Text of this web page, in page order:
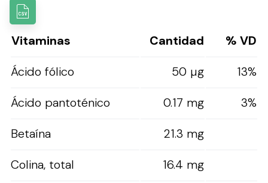
Vitaminas Cantidad
% VD
Ácido fólico
50 µg
13%
Ácido pantoténico
0.17 mg
3%
Betaína
21.3 mg
Colina, total
16.4 mg